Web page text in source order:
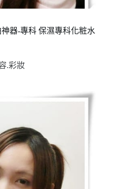
器-專科 保濕專科化粧水
.彩妝